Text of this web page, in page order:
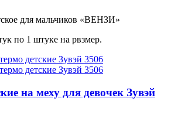
для мальчиков «ВЕНЗИ»
по 1 штуке на рвзмер.
на меху для девочек Зувэй